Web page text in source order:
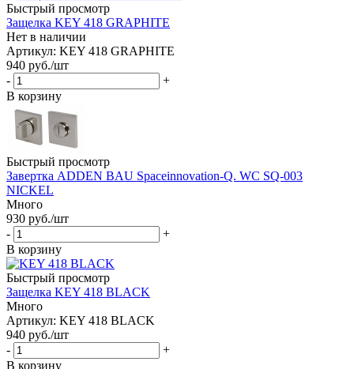
Быстрый просмотр
Защелка KEY 418 GRAPHITE
Нет в наличии
Артикул: KEY 418 GRAPHITE
940 руб./шт
-
+
В корзину
Быстрый просмотр
Завертка ADDEN BAU Spaceinnovation-Q. WC SQ-003
NICKEL
Много
930 руб./шт
-
+
В корзину
Быстрый просмотр
Защелка KEY 418 BLACK
Много
Артикул: KEY 418 BLACK
940 руб./шт
-
+
В корзину